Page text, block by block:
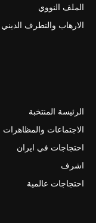
الملف النووي
الارهاب والتطرف الديني
الرئيسة المنتخبة
الاجتماعات والمظاهرات
احتجاجات في ايران
اشرف
احتجاجات عالمية